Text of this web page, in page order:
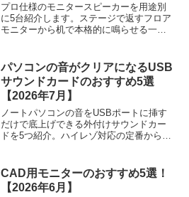
プロ仕様のモニタースピーカーを用途別
に5台紹介します。ステージで返すフロア
モニターから机で本格的に鳴らせる一台
パソコンの音がクリアになるUSB
サウンドカードのおすすめ5選
【2026年7月】
ノートパソコンの音をUSBポートに挿す
だけで底上げできる外付けサウンドカー
ドを5つ紹介。ハイレゾ対応の定番から
CAD用モニターのおすすめ5選！
【2026年6月】